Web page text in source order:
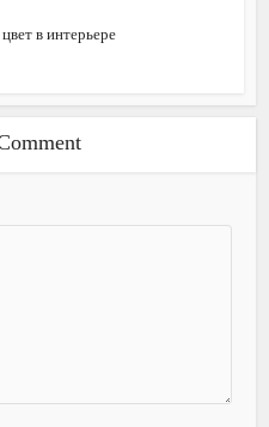
в интерьере